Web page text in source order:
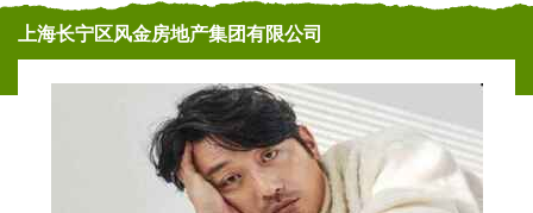
上海长宁区风金房地产集团有限公司